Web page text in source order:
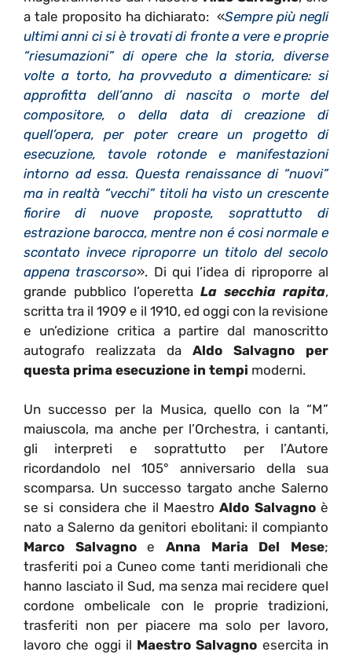
a tale proposito ha dichiarato: «Sempre più negli
ultimi anni ci si è trovati di fronte a vere e proprie
“riesumazioni” di opere che la storia, diverse
volte a torto, ha provveduto a dimenticare: si
approfitta dell’anno di nascita o morte del
compositore, o della data di creazione di
quell’opera, per poter creare un progetto di
esecuzione, tavole rotonde e manifestazioni
intorno ad essa. Questa renaissance di “nuovi”
ma in realtà “vecchi” titoli ha visto un crescente
fiorire di nuove proposte, soprattutto di
estrazione barocca, mentre non é cosi normale e
scontato invece riproporre un titolo del secolo
appena trascorso». Di qui l’idea di riproporre al
grande pubblico l’operetta La secchia rapita,
scritta tra il 1909 e il 1910, ed oggi con la revisione
e un’edizione critica a partire dal manoscritto
autografo realizzata da Aldo Salvagno per
questa prima esecuzione in tempi moderni.
Un successo per la Musica, quello con la “M”
maiuscola, ma anche per l’Orchestra, i cantanti,
gli interpreti e soprattutto per l’Autore
ricordandolo nel 105° anniversario della sua
scomparsa. Un successo targato anche Salerno
se si considera che il MaestroAldo Salvagnoè
nato a Salerno da genitori ebolitani: il compianto
Marco SalvagnoeAnna Maria Del Mese;
trasferiti poi a Cuneo come tanti meridionali che
hanno lasciato il Sud, ma senza mai recidere quel
cordone ombelicale con le proprie tradizioni,
trasferiti non per piacere ma solo per lavoro,
lavoro che oggi il Maestro Salvagno esercita in